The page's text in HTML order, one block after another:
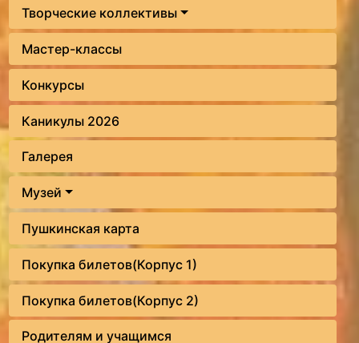
Творческие коллективы
Мастер-классы
Конкурсы
Каникулы 2026
Галерея
Музей
Пушкинская карта
Покупка билетов(Корпус 1)
Покупка билетов(Корпус 2)
Родителям и учащимся